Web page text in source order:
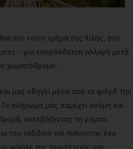
στο νότιο τμήμα της Χιλής, στο
– μια ευπρόσδεκτη αλλαγή μετά
χωματόδρομο.
και μας οδηγεί μέσα από τα φιόρδ της
πλήρωμα μάς παρέχει ακόμη και
κατεβάζοντας τη ράμπα
του ταξιδιού και πιάνοντας ένα
φινάλε της περιπέτειάς μας.